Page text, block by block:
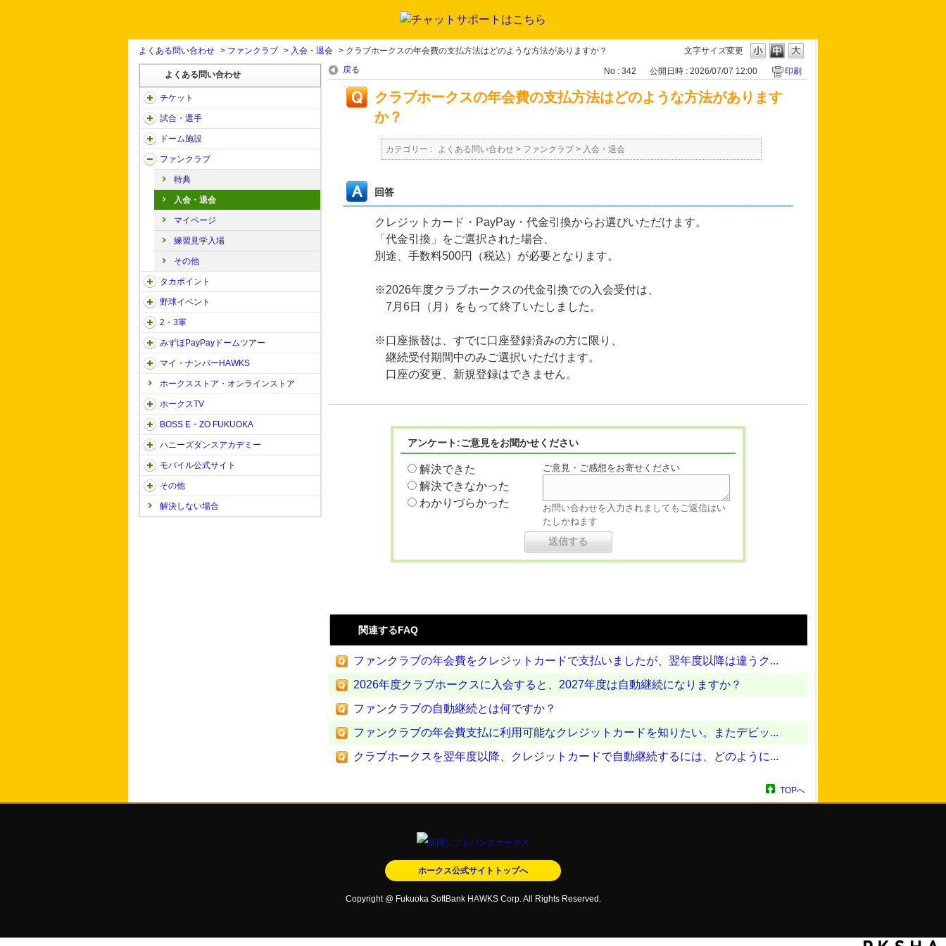
文字サイズ変更
よくある問い合わせ > ファンクラブ > 入会・退会 > クラブホークスの年会費の支払方法はどのような方法がありますか？
よくある問い合わせ
チケット
試合・選手
ドーム施設
ファンクラブ
特典
入会・退会
マイページ
練習見学入場
その他
タカポイント
野球イベント
2・3軍
みずほPayPayドームツアー
マイ・ナンバーHAWKS
ホークスストア・オンラインストア
ホークスTV
BOSS E・ZO FUKUOKA
ハニーズダンスアカデミー
モバイル公式サイト
その他
解決しない場合
戻る No : 342 公開日時 : 2026/07/07 12:00 印刷
クラブホークスの年会費の支払方法はどのような方法があります
か？
カテゴリー : よくある問い合わせ > ファンクラブ > 入会・退会
回答
クレジットカード・PayPay・代金引換からお選びいただけます。
「代金引換」をご選択された場合、
別途、手数料500円（税込）が必要となります。
※2026年度クラブホークスの代金引換での入会受付は、
7月6日（月）をもって終了いたしました。
※口座振替は、すでに口座登録済みの方に限り、
継続受付期間中のみご選択いただけます。
口座の変更、新規登録はできません。
アンケート:ご意見をお聞かせください
解決できた
解決できなかった
わかりづらかった
ご意見・ご感想をお寄せください
お問い合わせを入力されましてもご返信はい
たしかねます
関連するFAQ
ファンクラブの年会費をクレジットカードで支払いましたが、翌年度以降は違うク...
2026年度クラブホークスに入会すると、2027年度は自動継続になりますか？
ファンクラブの自動継続とは何ですか？
ファンクラブの年会費支払に利用可能なクレジットカードを知りたい。またデビッ...
クラブホークスを翌年度以降、クレジットカードで自動継続するには、どのように...
TOPへ
ホークス公式サイトトップへ
Copyright @ Fukuoka SoftBank HAWKS Corp. All Rights Reserved.